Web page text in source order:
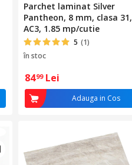
Parchet laminat Silver
Pantheon, 8 mm, clasa 31,
AC3, 1.85 mp/cutie
5 (1)
în stoc
8499 Lei
Adauga in Cos